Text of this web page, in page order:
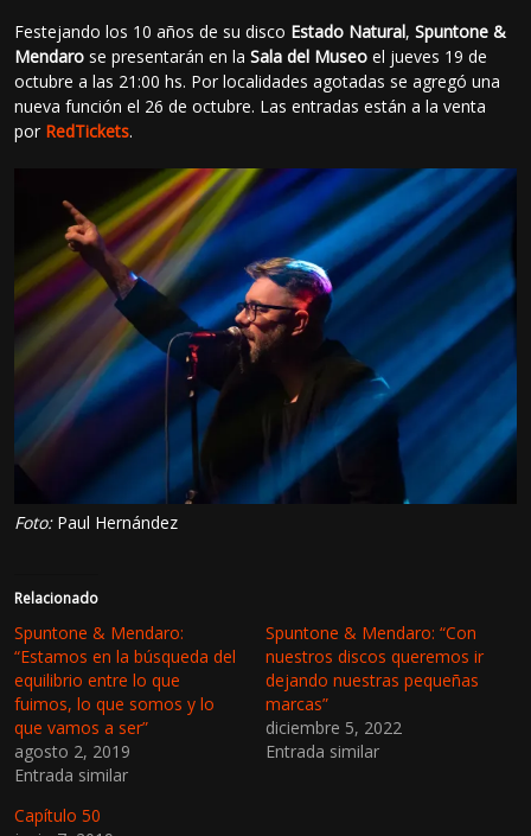
Festejando los 10 años de su disco Estado Natural,Spuntone &
Mendaro se presentarán en laSala del Museo el jueves 19 de
octubre a las 21:00 hs. Por localidades agotadas se agregó una
nueva función el 26 de octubre. Las entradas están a la venta
por RedTickets.
Foto:Paul Hernández
Relacionado
Spuntone & Mendaro:
“Estamos en la búsqueda del
equilibrio entre lo que
fuimos, lo que somos y lo
que vamos a ser”
agosto 2, 2019
Entrada similar
Spuntone & Mendaro: “Con
nuestros discos queremos ir
dejando nuestras pequeñas
marcas”
diciembre 5, 2022
Entrada similar
Capítulo 50